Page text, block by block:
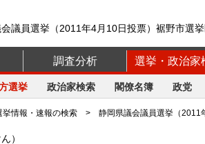
議員選挙（2011年4月10日投票）裾野市選
調査分析 選挙・政治家
選挙 政治家検索 閣僚名簿 政党
挙情報・速報の検索 > 静岡県議会議員選挙（2011
）